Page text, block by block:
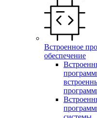
Встроенное
обеспечение